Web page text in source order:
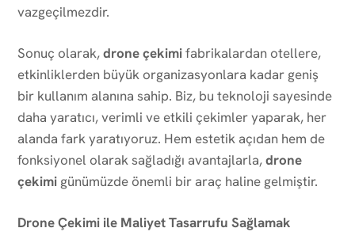
vazgeçilmezdir.
Sonuç olarak,drone çekimifabrikalardan otellere,
etkinliklerden büyük organizasyonlara kadar geniş
bir kullanım alanına sahip. Biz, bu teknoloji sayesinde
daha yaratıcı, verimli ve etkili çekimler yaparak, her
alanda fark yaratıyoruz. Hem estetik açıdan hem de
fonksiyonel olarak sağladığı avantajlarla,drone
çekimi günümüzde önemli bir araç haline gelmiştir.
Drone Çekimi ile Maliyet Tasarrufu Sağlamak